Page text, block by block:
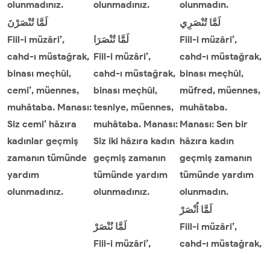
olunmadınız. olunmadınız.
olunmadın.
لَمَّا تُنْصَرْنَ
Fiil-i müzâri’,
cahd-ı müstağrak,
binası meçhûl,
cemi’, müennes,
muhâtaba. Manası:
Siz cemi’ hâzıra
kadınlar geçmiş
zamanın tümünde
yardım
olunmadınız.
لَمَّا تُنْصَرَا
Fiil-i müzâri’,
cahd-ı müstağrak,
binası meçhûl,
tesniye, müennes,
muhâtaba. Manası:
Siz iki hâzıra kadın
geçmiş zamanın
tümünde yardım
olunmadınız.
لَمَّا تُنْصَرِي
Fiil-i müzâri’,
cahd-ı müstağrak,
binası meçhûl,
müfred, müennes,
muhâtaba.
Manası: Sen bir
hâzıra kadın
geçmiş zamanın
tümünde yardım
olunmadın.
لَمَّا نُنْصَرْ
Fiil-i müzâri’,
لَمَّا اُنْصَرْ
Fiil-i müzâri’,
cahd-ı müstağrak,